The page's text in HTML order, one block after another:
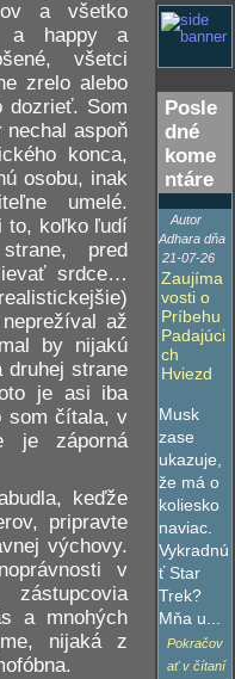
a všetko
a happy a
všetci
zrelo alebo
dozrieť. Som
nechal aspoň
konca,
osobu, inak
umelé.
to, koľko ľudí
pred
srdce…
až
by nijakú
strane
je asi iba
som čítala, v
je záporná
keďže
pripravte
výchovy.
v
a mnohých
nijaká z
Posle
dné
kome
ntáre
Autor
Adhara dňa
21-07-26
Zaujíma
vosti o
Príbehu
Padajúci
ch
Hviezd
Musk
zase
ukazuje,
že má o
koliesko
naviac.
Vykradnú
ť Star
Trek?
Mňa u...
Pokračov
ať v čítaní